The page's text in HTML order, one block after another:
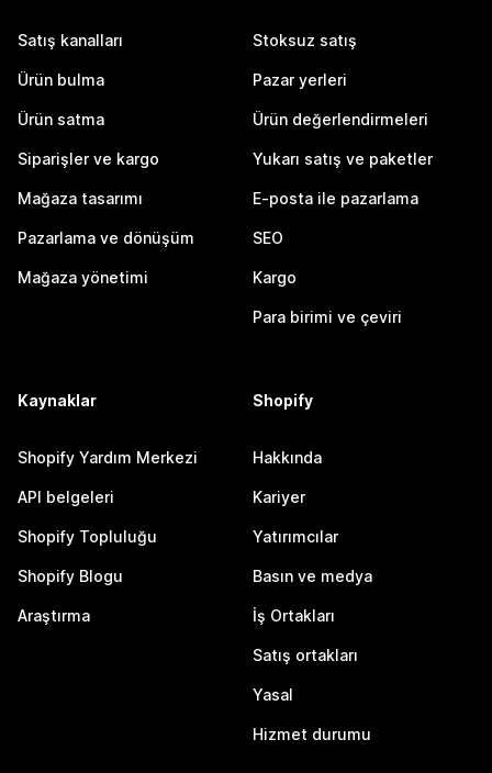
Satış kanalları
Ürün bulma
Ürün satma
Siparişler ve kargo
Mağaza tasarımı
Pazarlama ve dönüşüm
Mağaza yönetimi
Stoksuz satış
Pazar yerleri
Ürün değerlendirmeleri
Yukarı satış ve paketler
E-posta ile pazarlama
SEO
Kargo
Para birimi ve çeviri
Kaynaklar
Shopify Yardım Merkezi
API belgeleri
Shopify Topluluğu
Shopify Blogu
Araştırma
Shopify
Hakkında
Kariyer
Yatırımcılar
Basın ve medya
İş Ortakları
Satış ortakları
Yasal
Hizmet durumu